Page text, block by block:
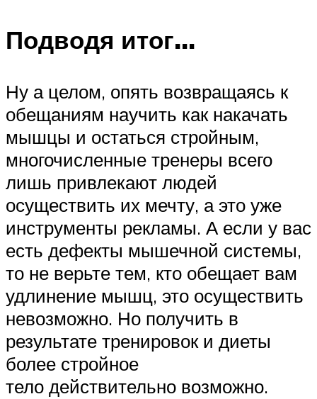
Подводя итог…
Ну а целом, опять возвращаясь к
обещаниям научить как накачать
мышцы и остаться стройным,
многочисленные тренеры всего
лишь привлекают людей
осуществить их мечту, а это уже
инструменты рекламы. А если у вас
есть дефекты мышечной системы,
то не верьте тем, кто обещает вам
удлинение мышц, это осуществить
невозможно. Но получить в
результате тренировок и диеты
более стройное
тело действительно возможно.